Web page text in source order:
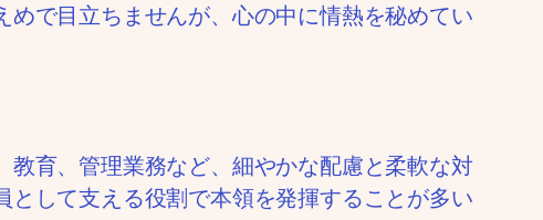
めで目立ちませんが、心の中に情熱を秘めてい
育、管理業務など、細やかな配慮と柔軟な対
して支える役割で本領を発揮することが多い